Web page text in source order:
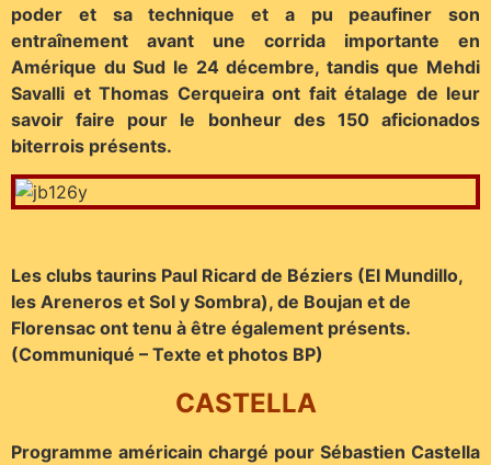
poder et sa technique et a pu peaufiner son
entraînement avant une corrida importante en
Amérique du Sud le 24 décembre, tandis que Mehdi
Savalli et Thomas Cerqueira ont fait étalage de leur
savoir faire pour le bonheur des 150 aficionados
biterrois présents.
Les clubs taurins Paul Ricard de Béziers (El Mundillo,
les Areneros et Sol y Sombra), de Boujan et de
Florensac ont tenu à être également présents.
(Communiqué – Texte et photos BP)
CASTELLA
Programme américain chargé pour Sébastien Castella